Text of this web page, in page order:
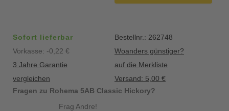
Sofort lieferbar
Bestellnr.: 262748
Vorkasse: -0,22 €
Woanders günstiger?
3 Jahre Garantie
auf die Merkliste
vergleichen
Versand: 5,00 €
Fragen zu Rohema 5AB Classic Hickory?
Frag Andre!